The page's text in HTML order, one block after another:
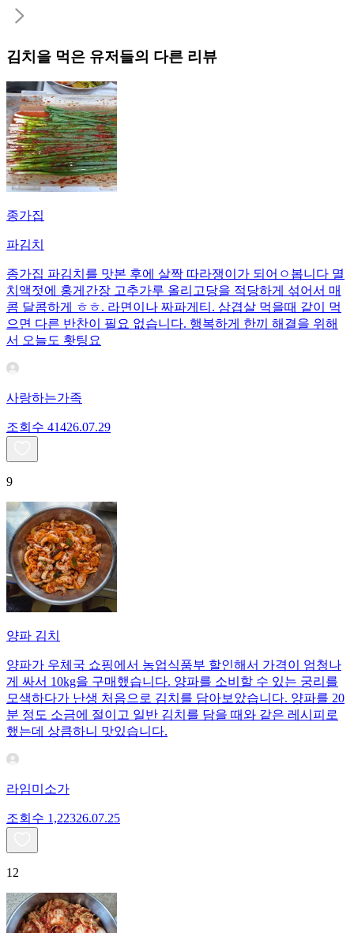
김치 을 먹은 유저들의 다른 리뷰
종가집
파김치
종가집 파김치를 맛본 후에 살짝 따라쟁이가 되어ㅇ봅니다 멸
치액젓에 홍게간장 고추가루 올리고당을 적당하게 섞어서 매
콤 달콤하게 ㅎㅎ. 라면이나 짜파게티. 삼겹살 먹을때 같이 먹
으면 다른 반찬이 필요 없습니다. 행복하게 한끼 해결을 위해
서 오늘도 홧팅요
사랑하는가족
조회수 41426.07.29
9
양파 김치
양파가 우체국 쇼핑에서 농업식품부 할인해서 가격이 엄청나
게 싸서 10kg을 구매했습니다. 양파를 소비할 수 있는 궁리를
모색하다가 난생 처음으로 김치를 담아보았습니다. 양파를 20
분 정도 소금에 절이고 일반 김치를 담을 때와 같은 레시피로
했는데 상큼하니 맛있습니다.
라임미소가
조회수 1,22326.07.25
12